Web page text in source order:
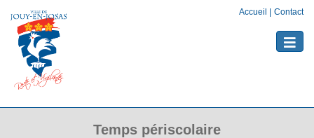
Accueil Contact
Toggle
Temps périscolaire